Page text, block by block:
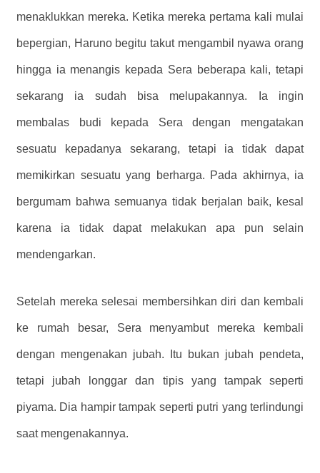
menaklukkan mereka. Ketika mereka pertama kali mulai
bepergian, Haruno begitu takut mengambil nyawa orang
hingga ia menangis kepada Sera beberapa kali, tetapi
sekarang ia sudah bisa melupakannya. Ia ingin
membalas budi kepada Sera dengan mengatakan
sesuatu kepadanya sekarang, tetapi ia tidak dapat
memikirkan sesuatu yang berharga. Pada akhirnya, ia
bergumam bahwa semuanya tidak berjalan baik, kesal
karena ia tidak dapat melakukan apa pun selain
mendengarkan.
Setelah mereka selesai membersihkan diri dan kembali
ke rumah besar, Sera menyambut mereka kembali
dengan mengenakan jubah. Itu bukan jubah pendeta,
tetapi jubah longgar dan tipis yang tampak seperti
piyama. Dia hampir tampak seperti putri yang terlindungi
saat mengenakannya.